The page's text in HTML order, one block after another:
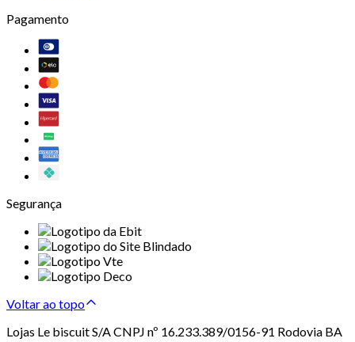
Pagamento
Segurança
Voltar ao topo
Lojas Le biscuit S/A CNPJ nº 16.233.389/0156-91 Rodovia BA